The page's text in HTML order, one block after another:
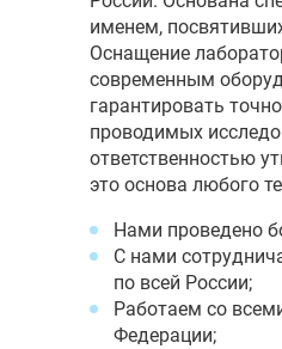
именем,
Оснащение
современным
гарантировать
проводимых
ответственностью
это основа любого
Нами проведено
С нами
по всей России;
Работаем со
Федерации;